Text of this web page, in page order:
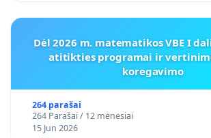
Dėl 2026 m. matematikos VBE I
atitikties programai ir
koregavimo
264 parašai
264 Parašai / 12 mėnesiai
15 Jun 2026